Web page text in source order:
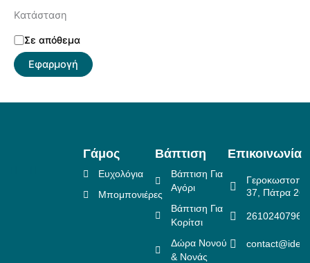
Κατάσταση
Σε απόθεμα
Εφαρμογή
Γάμος
Ευχολόγια
Μπομπονιέρες
Βάπτιση
Βάπτιση Για
Αγόρι
Βάπτιση Για
Κορίτσι
Δώρα Νονού
& Νονάς
Επικοινωνία
37, Πάτρα
2610240796